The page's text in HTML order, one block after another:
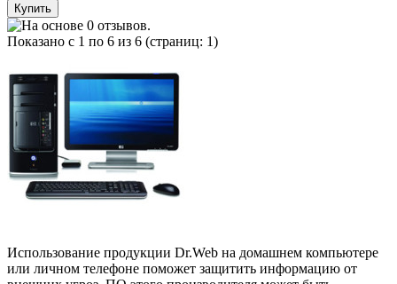
Показано с 1 по 6 из 6 (страниц: 1)
Использование продукции Dr.Web на домашнем компьютере
или личном телефоне поможет защитить информацию от